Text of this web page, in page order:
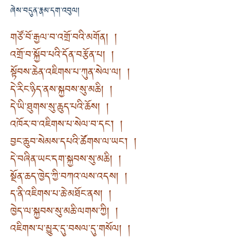
ཞེས་བདུན་རྣམ་དག་འབུལ།
གཙོ་བོ་རྒྱལ་བ་འགྲོ་བའི་མགོན། །
འགྲོ་བ་སྐྱོབ་པའི་དོན་བརྩོན་པ། །
སྟོབས་ཆེན་འཇིགས་པ་ཀུན་སེལ་ལ། །
དེ་རིང་ཉིད་ནས་སྐྱབས་སུ་མཆི། །
དེ་ཡི་ཐུགས་སུ་ཆུད་པའི་ཆོས། །
འཁོར་བ་འཇིགས་པ་སེལ་བ་དང་། །
བྱང་ཆུབ་སེམས་དཔའི་ཚོགས་ལ་ཡང་། །
དེ་བཞིན་ཡང་དག་སྐྱབས་སུ་མཆི། །
སྔོན་ཆད་ཁྱེད་ཀྱི་བཀའ་ལས་འདས། །
ད་ནི་འཇིགས་པ་ཆེ་མཐོང་ནས། །
ཁྱེད་ལ་སྐྱབས་སུ་མཆི་ལགས་ཀྱི། །
འཇིགས་པ་མྱུར་དུ་བསལ་དུ་གསོལ། །